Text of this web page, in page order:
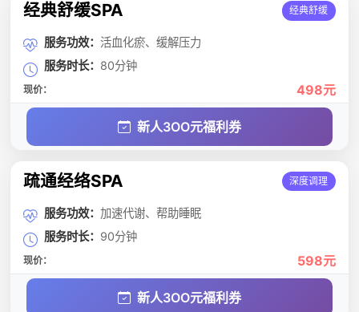
经典舒缓SPA 经典舒缓
服务功效： 活血化瘀、缓解压力
服务时长： 80分钟
现价： 498元
新人3OO元福利券
疏通经络SPA 深度调理
服务功效： 加速代谢、帮助睡眠
服务时长： 90分钟
现价： 598元
新人3OO元福利券